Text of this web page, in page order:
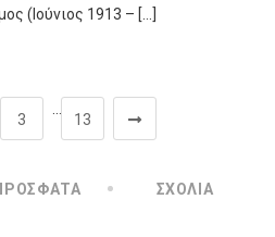
(Ιούνιος 1913 – […]
3 13
ΣΧΌΛΙΑ